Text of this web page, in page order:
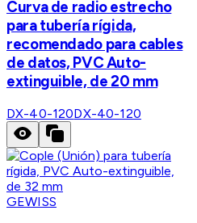
Curva de radio estrecho
para tubería rígida,
recomendado para cables
de datos, PVC Auto-
extinguible, de 20 mm
DX-40-120DX-40-120
GEWISS